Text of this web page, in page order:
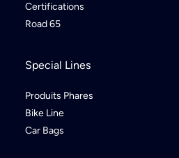
Certifications
Road 65
Special Lines
Produits Phares
Bike Line
Car Bags